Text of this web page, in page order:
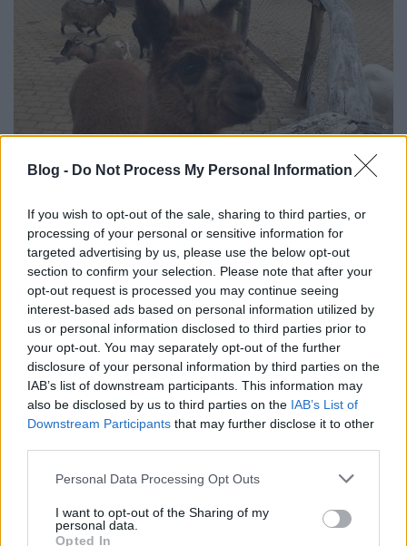
Blog - Do Not Process My Personal Information
If you wish to opt-out of the sale, sharing to third parties, or
processing of your personal or sensitive information for
targeted advertising by us, please use the below opt-out
section to confirm your selection. Please note that after your
opt-out request is processed you may continue seeing
interest-based ads based on personal information utilized by
us or personal information disclosed to third parties prior to
your opt-out. You may separately opt-out of the further
disclosure of your personal information by third parties on the
IAB’s list of downstream participants. This information may
also be disclosed by us to third parties on the IAB’s List of
Downstream Participants that may further disclose it to other
Please note that this website/app uses one or more Google
not limited to your visit or usage behaviour. You may click to
grant or deny consent to Google and its third-party tags to
Personal Data Processing Opt Outs
I want to opt-out of the Sharing of my
personal data.
Opted In
Téli látogatás az állatkertben
Hamster•2015. március 23.
A komolyságot ezennel megszakítjuk, másfél perc
előre megfontolt szándékkal elkövetett cukiság
kedvéért! Még február elején mentünk ki az
állatkertbe, ahol az évszaknak megfelelően
halkabban zajlott az élet a szokásosnál - kivéve a
kecskék környékét, ők ugyanis elég…